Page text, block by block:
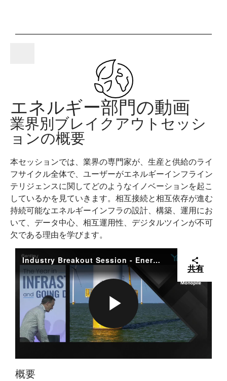
D
E
Y
V
I
D
E
O
エネルギー部門の動画
業界別ブレイクアウトセッシ
ョンの概要
本セッションでは、業界の専門家が、生産と供給のライ
フサイクル全体で、ユーザーがエネルギーインフライン
テリジェンスに関してどのようなイノベーションを起こ
しているかを見ていきます。相互接続と相互依存が進む
持続可能なエネルギーインフラの設計、構築、運用にお
いて、データ中心、相互運用性、デジタルツインが不可
欠である理由を学びます。
Industry Breakout Session - Energy Overall Summary
共有
P
概要